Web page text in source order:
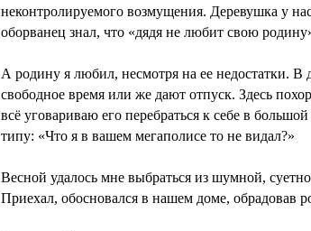
неконтролируемого возмущения. Деревушка у
оборванец знал, что «дядя не любит свою
А родину я любил, несмотря на ее недостатки.
свободное время или же дают отпуск. Здесь
всё уговариваю его перебраться к себе в
типу: «Что я в вашем мегаполисе то не видал?»
Весной удалось мне выбраться из шумной,
Приехал, обосновался в нашем доме, обрадовав